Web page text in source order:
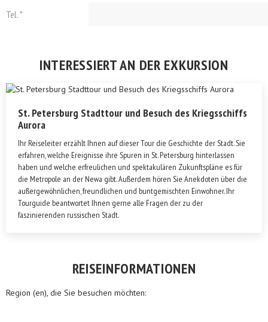
Tel. *
INTERESSIERT AN DER EXKURSION
St. Petersburg Stadttour und Besuch des Kriegsschiffs
Aurora
Ihr Reiseleiter erzählt Ihnen auf dieser Tour die Geschichte der Stadt. Sie
erfahren, welche Ereignisse ihre Spuren in St. Petersburg hinterlassen
haben und welche erfreulichen und spektakulären Zukunftspläne es für
die Metropole an der Newa gibt. Außerdem hören Sie Anekdoten über die
außergewöhnlichen, freundlichen und buntgemischten Einwohner. Ihr
Tourguide beantwortet Ihnen gerne alle Fragen der zu der
faszinierenden russischen Stadt.
REISEINFORMATIONEN
Region (en), die Sie besuchen möchten: